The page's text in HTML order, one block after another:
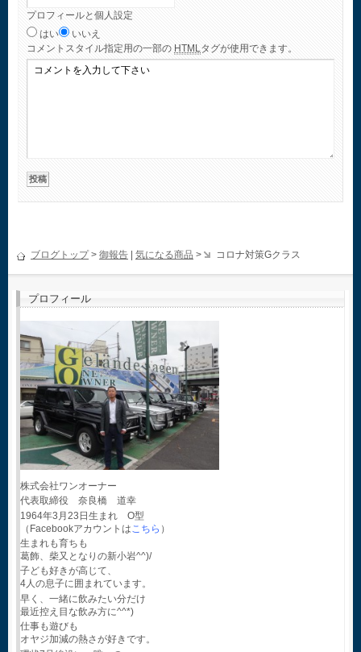
プロフィールと個人設定
はい
いいえ
コメント スタイル指定用の一部の HTML タグが使用できます。
ブログトップ> 御報告 | 気になる商品 > コロナ対策Gクラス
プロフィール
株式会社ワンオーナー
代表取締役 奈良橋 道幸
1964年3月23日生まれ O型
（Facebookアカウントは こちら ）
生まれも育ちも
葛飾、柴又となりの新小岩^^)/
子ども好きが高じて、
4人の息子に囲まれています。
早く、一緒に飲みたい分だけ
最近控え目な飲み方に^^*)
仕事も遊びも
オヤジ加減の熱さが好きです。